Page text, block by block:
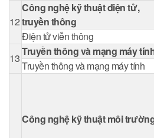
12
Công nghệ kỹ thuật điện tử,
truyền thông
Điện tử viễn thông
13
Truyền thông và mạng máy
Truyền thông và mạng máy tính
Công nghệ kỹ thuật môi